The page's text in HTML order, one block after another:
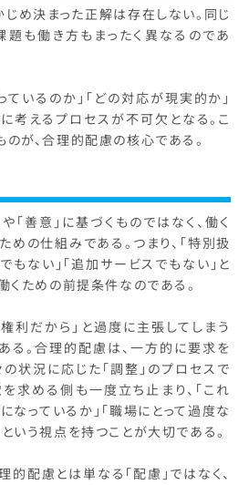
め決まった正解は存在しない。同じ
題も働き方もまったく異なるのであ
ているのか」「どの対応が現実的か」
考えるプロセスが不可欠となる。こ
が、合理的配慮の核心である。
「善意」に基づくものではなく、働く
の仕組みである。つまり、「特別扱
もない」「追加サービスでもない」と
くための前提条件なのである。
利だから」と過度に主張してしまう
る。合理的配慮は、一方的に要求を
状況に応じた「調整」のプロセスで
求める側も一度立ち止まり、「これ
っているか」「職場にとって過度な
いう視点を持つことが大切である。
的配慮とは単なる「配慮」ではなく、